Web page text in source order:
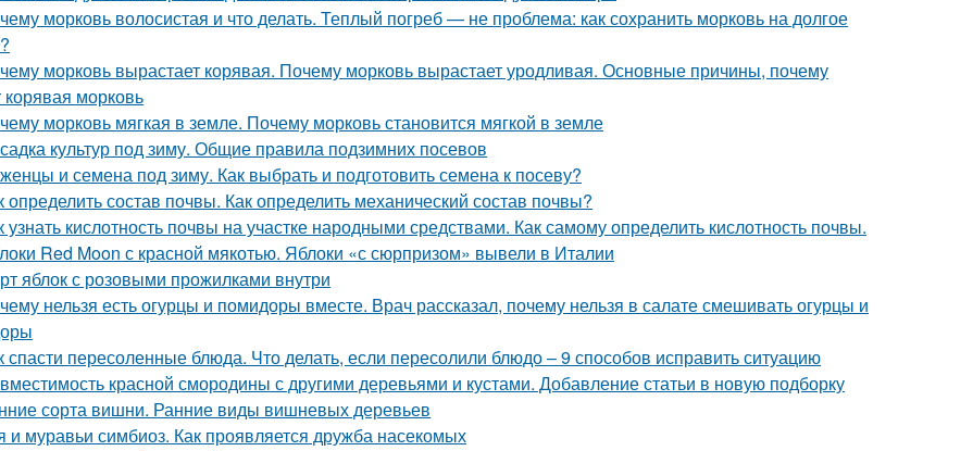
морковь волосистая и что делать. Теплый погреб — не проблема: как сохранить морковь на долгое
морковь вырастает корявая. Почему морковь вырастает уродливая. Основные причины, почему
корявая морковь
морковь мягкая в земле. Почему морковь становится мягкой в земле
культур под зиму. Общие правила подзимних посевов
и семена под зиму. Как выбрать и подготовить семена к посеву?
определить состав почвы. Как определить механический состав почвы?
узнать кислотность почвы на участке народными средствами. Как самому определить кислотность почвы.
Red Moon с красной мякотью. Яблоки «с сюрпризом» вывели в Италии
яблок с розовыми прожилками внутри
нельзя есть огурцы и помидоры вместе. Врач рассказал, почему нельзя в салате смешивать огурцы и
спасти пересоленные блюда. Что делать, если пересолили блюдо – 9 способов исправить ситуацию
красной смородины с другими деревьями и кустами. Добавление статьи в новую подборку
сорта вишни. Ранние виды вишневых деревьев
и муравьи симбиоз. Как проявляется дружба насекомых